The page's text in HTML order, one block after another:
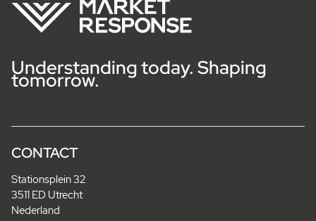
Understanding today. Shaping
tomorrow.
CONTACT
Stationsplein 32
3511 ED Utrecht
Nederland